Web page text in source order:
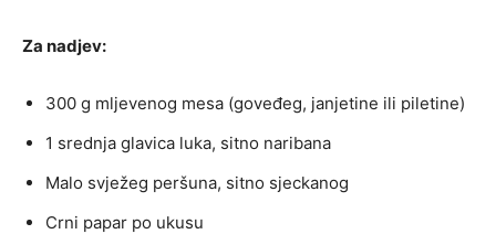
Za nadjev:
300 g mljevenog mesa (goveđeg, janjetine ili piletine)
1 srednja glavica luka, sitno naribana
Malo svježeg peršuna, sitno sjeckanog
Crni papar po ukusu